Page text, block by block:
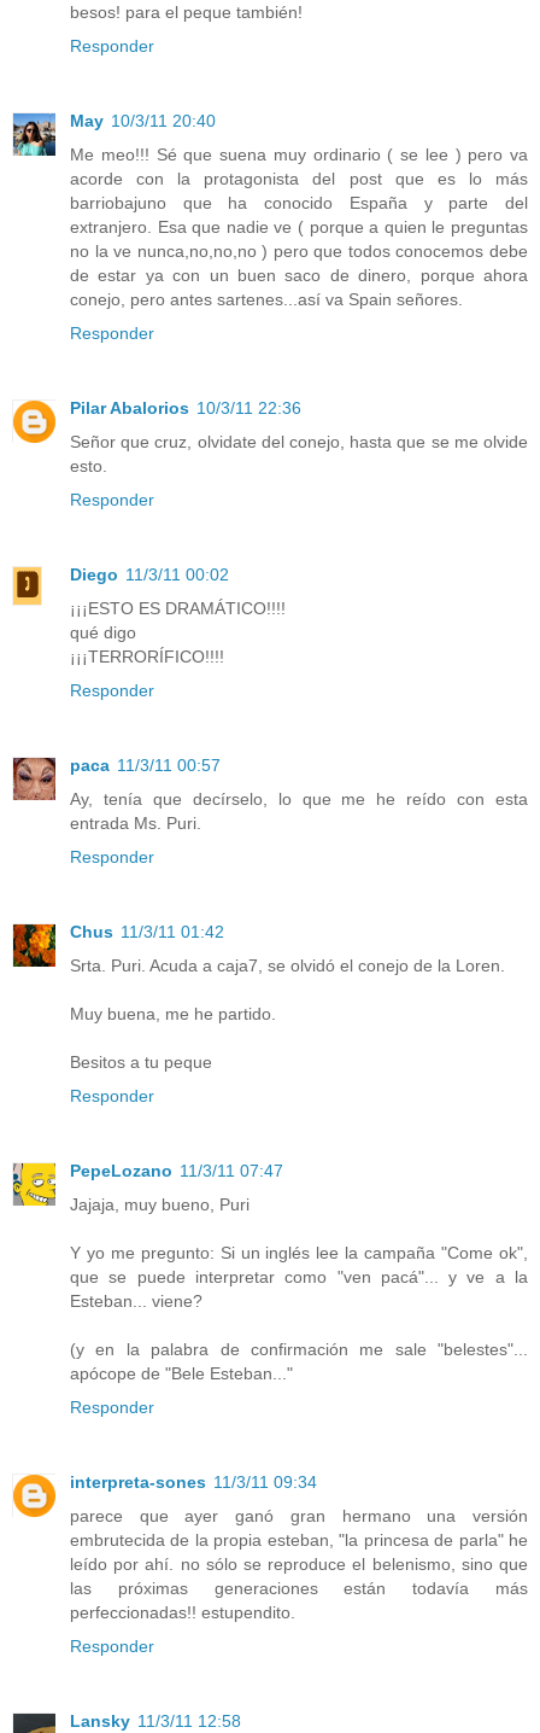
besos! para el peque también!
Responder
May 10/3/11 20:40
Me meo!!! Sé que suena muy ordinario ( se lee ) pero va
acorde con la protagonista del post que es lo más
barriobajuno que ha conocido España y parte del
extranjero. Esa que nadie ve ( porque a quien le preguntas
no la ve nunca,no,no,no ) pero que todos conocemos debe
de estar ya con un buen saco de dinero, porque ahora
conejo, pero antes sartenes...así va Spain señores.
Responder
Pilar Abalorios 10/3/11 22:36
Señor que cruz, olvidate del conejo, hasta que se me olvide
esto.
Responder
Diego 11/3/11 00:02
¡¡¡ESTO ES DRAMÁTICO!!!!
qué digo
¡¡¡TERRORÍFICO!!!!
Responder
paca 11/3/11 00:57
Ay, tenía que decírselo, lo que me he reído con esta
entrada Ms. Puri.
Responder
Chus 11/3/11 01:42
Srta. Puri. Acuda a caja7, se olvidó el conejo de la Loren.
Muy buena, me he partido.
Besitos a tu peque
Responder
PepeLozano 11/3/11 07:47
Jajaja, muy bueno, Puri
Y yo me pregunto: Si un inglés lee la campaña "Come ok",
que se puede interpretar como "ven pacá"... y ve a la
Esteban... viene?
(y en la palabra de confirmación me sale "belestes"...
apócope de "Bele Esteban..."
Responder
interpreta-sones 11/3/11 09:34
parece que ayer ganó gran hermano una versión
embrutecida de la propia esteban, "la princesa de parla" he
leído por ahí. no sólo se reproduce el belenismo, sino que
las próximas generaciones están todavía más
perfeccionadas!! estupendito.
Responder
Lansky 11/3/11 12:58